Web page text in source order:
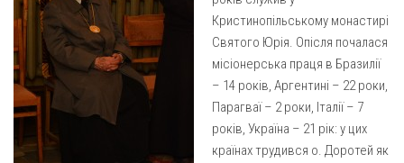
Свято-Івано-Павлівський монастир сестер Згромадження
Св. Йосифа ОПДМ
Монастир сестер милосердя Св. Вінкентія. Дім Милосердя
Монастир Успення Пресвятої Богородиці Сестер Чину
Святого Василія Великого
Комісії
Кристинопільському монастирі
Святого Юрія. Опісля почалася
місіонерська праця в Бразилії
– 14 років, Аргентині – 22 роки,
Парагваї – 2 роки, Італії – 7
років, Україна – 21 рік: у цих
країнах трудився о. Доротей як